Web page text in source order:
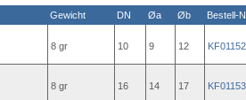
Gewicht DN Øa Øb Bestell-
8 gr 10 9 12
8 gr 16 14 17